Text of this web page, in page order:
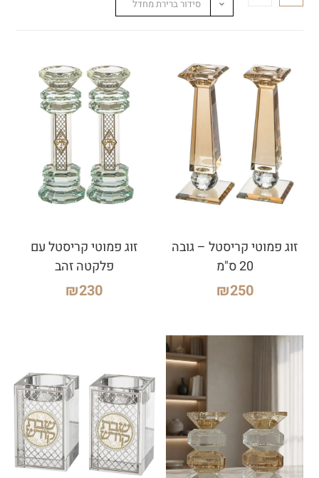
סידור ברירת מחדל
זוג פמוטי קריסטל – גובה
20 ס"מ
₪250
זוג פמוטי קריסטל עם
פלקטה זהב
₪230